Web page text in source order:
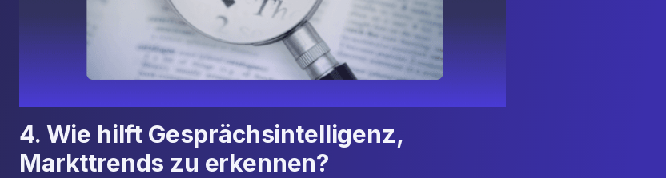
4. Wie hilft Gesprächsintelligenz,
Markttrends zu erkennen?